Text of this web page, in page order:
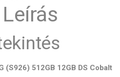
(S926) 512GB 12GB DS Cobalt